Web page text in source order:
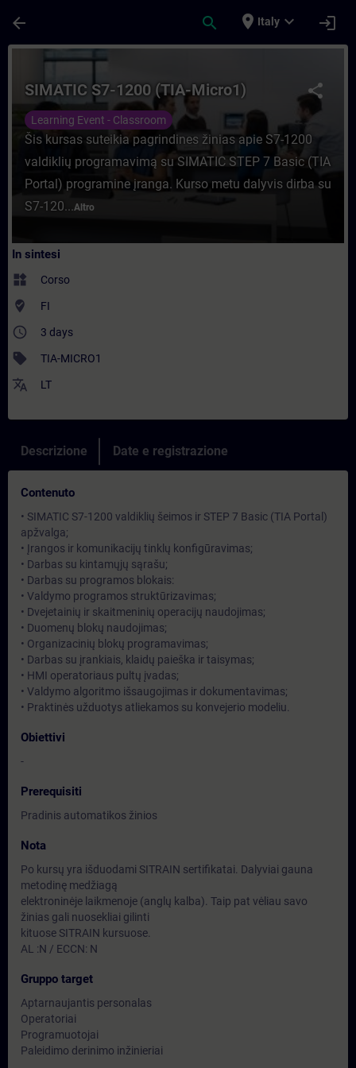
arrow_back search place Italy expand_more login
Corso - SIMATIC S7-1200 (TIA-Micro1)
share
SIMATIC S7-1200 (TIA-Micro1)
Learning Event - Classroom
Šis kursas suteikia pagrindines žinias apie S7-1200
valdiklių programavimą su SIMATIC STEP 7 Basic (TIA
Portal) programine įranga. Kurso metu dalyvis dirba su
S7-120...Altro
In sintesi
widgets Corso
where_to_vote FI
access_time 3 days
sell TIA-MICRO1
translate LT
Descrizione Date e registrazione
Contenuto
• SIMATIC S7-1200 valdiklių šeimos ir STEP 7 Basic (TIA Portal)
apžvalga;
• Įrangos ir komunikacijų tinklų konfigūravimas;
• Darbas su kintamųjų sąrašu;
• Darbas su programos blokais:
• Valdymo programos struktūrizavimas;
• Dvejetainių ir skaitmeninių operacijų naudojimas;
• Duomenų blokų naudojimas;
• Organizacinių blokų programavimas;
• Darbas su įrankiais, klaidų paieška ir taisymas;
• HMI operatoriaus pultų įvadas;
• Valdymo algoritmo išsaugojimas ir dokumentavimas;
• Praktinės užduotys atliekamos su konvejerio modeliu.
Obiettivi
-
Prerequisiti
Pradinis automatikos žinios
Nota
Po kursų yra išduodami SITRAIN sertifikatai. Dalyviai gauna
metodinę medžiagą
elektroninėje laikmenoje (anglų kalba). Taip pat vėliau savo
žinias gali nuosekliai gilinti
kituose SITRAIN kursuose.
AL :N / ECCN: N
Gruppo target
Aptarnaujantis personalas
Operatoriai
Programuotojai
Paleidimo derinimo inžinieriai